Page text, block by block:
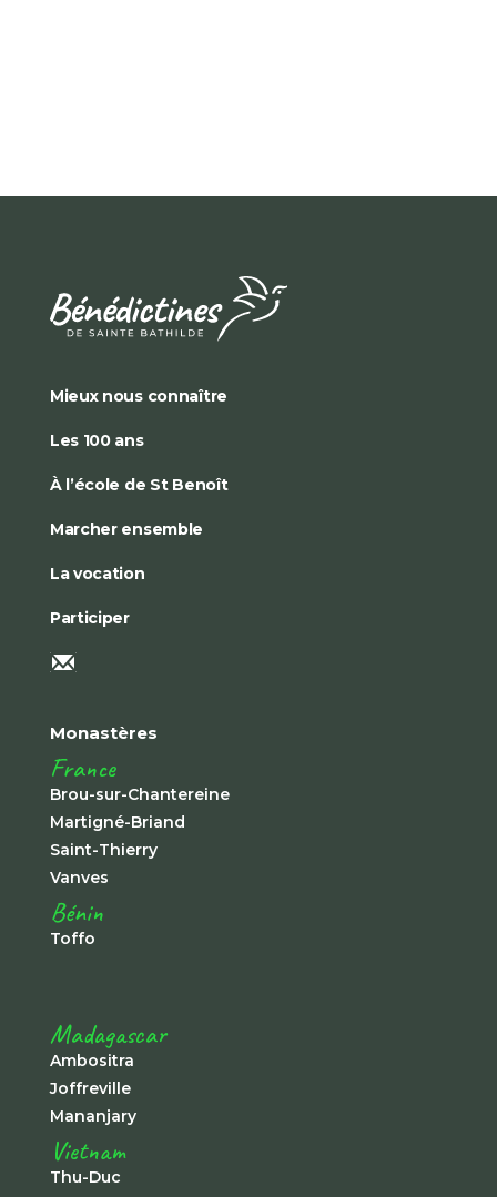
Mieux nous connaître
Les 100 ans
À l’école de St Benoît
Marcher ensemble
La vocation
Participer
Monastères
France
Brou-sur-Chantereine
Martigné-Briand
Saint-Thierry
Vanves
Bénin
Toffo
Madagascar
Ambositra
Joffreville
Mananjary
Vietnam
Thu-Duc